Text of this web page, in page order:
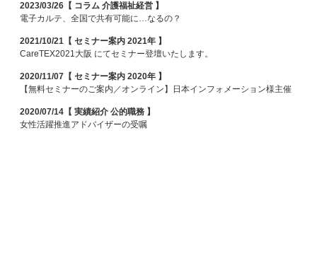
2023/03/26【 コラム 介護福祉経営 】
電子カルテ、全国で共有可能に…なるの？
2021/10/21【 セミナー案内 2021年 】
CareTEX2021大阪 にてセミナー登壇いたします。
2020/11/07【 セミナー案内 2020年 】
【無料セミナーのご案内／オンライン】日本インフォメーション様主催
2020/07/14【 実績紹介 公的職務 】
女性活躍推進アドバイザーの受嘱